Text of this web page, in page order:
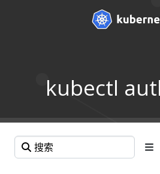
kubectl